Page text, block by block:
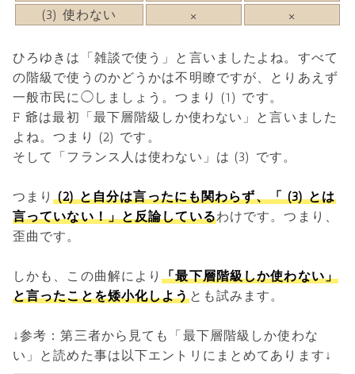
(3) 使わない × ×
ひろゆきは「雑談で使う」と言いましたよね。すべて
の階級で使うのかどうかは不明瞭ですが、とりあえず
一般市民に◯しましょう。つまり (1) です。
F 爺は最初「最下層階級しか使わない」と言いました
よね。つまり (2) です。
そして「フランス人は使わない」は (3) です。
つまり(2) と自分は言ったにも関わらず、「 (3) とは
言っていない！」と反論しているわけです。つまり、
歪曲です。
しかも、この曲解により「最下層階級しか使わない」
と言ったことを矮小化しようとも試みます。
↓参考：第三者から見ても「最下層階級しか使わな
い」と読めた事は以下エントリにまとめてあります↓